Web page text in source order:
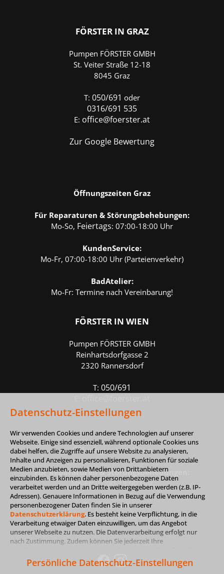
FÖRSTERIN GRAZ
Pumpen FÖRSTER GMBH
St. Veiter Straße 12-18
8045 Graz
T: 050/691 oder
0316/691 535
E: office@foerster.at
Zur Google Bewertung
Öffnungszeiten Graz
Für Reparaturen & Störungsbehebungen:
Mo-So, Feiertags: 07:00-18:00 Uhr
KundenService:
Mo-Fr, 07:00-18:00 Uhr (Parteienverkehr)
BadAtelier:
Mo-Fr: Termine nach Vereinbarung!
FÖRSTER IN WIEN
Pumpen FÖRSTER GMBH
Reinhartsdorfgasse 2
2320 Rannersdorf
T: 050/691
Öffnungszeiten Wien
Für Reparaturen & Störungsbehebungen:
Mo-Fr: 07:00-18:00 Uhr
KundenService:
Mo-Fr: 08:00-12:00 Uhr (Parteienverkehr)
Datenschutz-Einstellungen
Wir verwenden Cookies und andere Technologien auf unserer
Webseite. Einige sind essenziell, während optionale Cookies uns
dabei helfen, die Zugriffe auf unsere Website zu analysieren,
Inhalte und Anzeigen zu personalisieren, Funktionen für soziale
Medien anzubieten, sowie Medien von Drittanbietern
einzubinden. Es können daher personenbezogene Daten
verarbeitet werden und an Dritte weitergegeben werden (z.B. IP-
Adressen). Genauere Informationen in Bezug auf die Verwendung
personenbezogener Daten finden Sie in unserer
Datenschutzerklärung. Es besteht keine Verpflichtung, in die
Verarbeitung etwaiger Daten einzuwilligen, um das Angebot
unserer Webseite zu nutzen. Die Datenverarbeitung erfolgt nur
nach Zustimmung. Zudem können Sie jederzeit Ihre
anpassen.Persönliche Datenschutz-Einstellungen